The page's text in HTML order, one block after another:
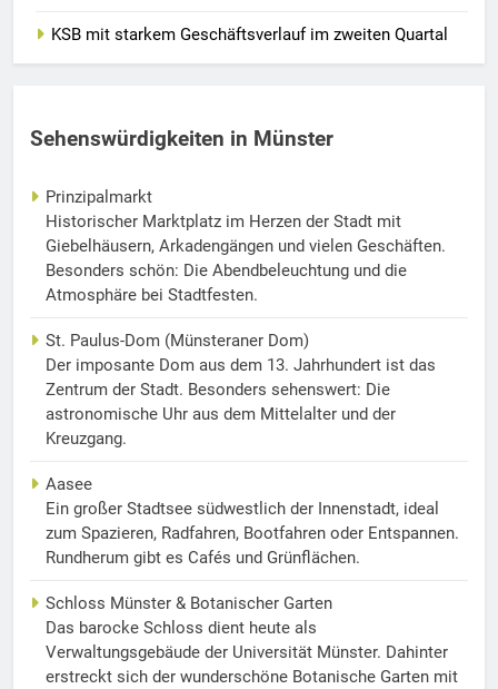
KSB mit starkem Geschäftsverlauf im zweiten Quartal
Sehenswürdigkeiten in Münster
Prinzipalmarkt
Historischer Marktplatz im Herzen der Stadt mit
Giebelhäusern, Arkadengängen und vielen Geschäften.
Besonders schön: Die Abendbeleuchtung und die
Atmosphäre bei Stadtfesten.
St. Paulus-Dom (Münsteraner Dom)
Der imposante Dom aus dem 13. Jahrhundert ist das
Zentrum der Stadt. Besonders sehenswert: Die
astronomische Uhr aus dem Mittelalter und der
Kreuzgang.
Aasee
Ein großer Stadtsee südwestlich der Innenstadt, ideal
zum Spazieren, Radfahren, Bootfahren oder Entspannen.
Rundherum gibt es Cafés und Grünflächen.
Schloss Münster & Botanischer Garten
Das barocke Schloss dient heute als
Verwaltungsgebäude der Universität Münster. Dahinter
erstreckt sich der wunderschöne Botanische Garten mit